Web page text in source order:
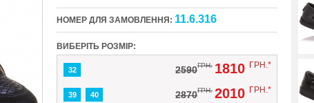
НОМЕР ДЛЯ ЗАМОВЛЕННЯ: 11.6.316
ВИБЕРІТЬ РОЗМІР:
32 2590ГРН. 1810 ГРН.*
39 40 2870ГРН. 2010 ГРН.*